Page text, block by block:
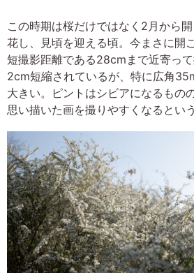
この時期は桜だけではなく2月から
花し、見頃を迎える頃。今まさに開
短撮影距離である28cmまで近寄っ
2cm短縮されているが、特に広角
大きい。ピントはシビアになるもの
思い描いた画を撮りやすくなるとい